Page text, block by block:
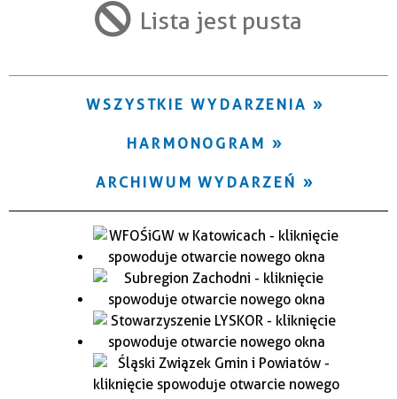
Trwające w zakresie Lista jest pusta
WSZYSTKIE WYDARZENIA
HARMONOGRAM
ARCHIWUM WYDARZEŃ